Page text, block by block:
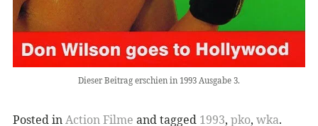
Dieser Beitrag erschien in 1993 Ausgabe 3.
Posted inAction Filme and tagged 1993, pko, wka.